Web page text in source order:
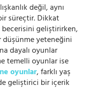
değil, aynı
süreçtir. Dikkat
geliştirirken,
yeteneğini
dayalı oyunlar
temelli oyunlar ise
oyunlar, farklı yaş
geliştirici bir içerik